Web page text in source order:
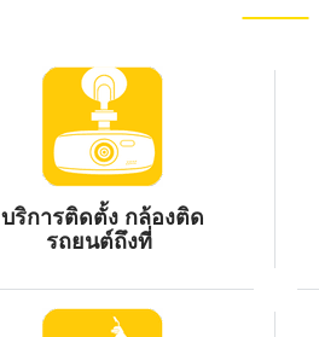
บริการติดตั้ง กล้องติด
รถยนต์ถึงที่